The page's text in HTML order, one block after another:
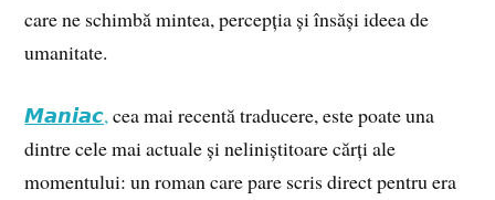
care ne schimbă mintea, percepția și însăși ideea de
umanitate.
𝙈𝙖𝙣𝙞𝙖𝙘,cea mai recentă traducere, este poate una
dintre cele mai actuale și neliniștitoare cărți ale
momentului: un roman care pare scris direct pentru era